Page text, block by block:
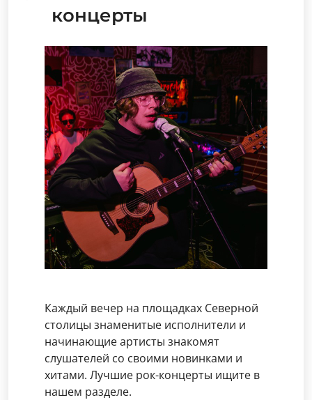
концерты
Каждый вечер на площадках Северной
столицы знаменитые исполнители и
начинающие артисты знакомят
слушателей со своими новинками и
хитами. Лучшие рок-концерты ищите в
нашем разделе.